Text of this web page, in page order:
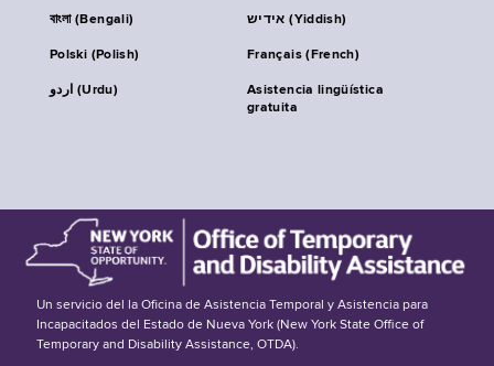
বাংলা (Bengali) אידיש (Yiddish)
Polski (Polish) Français (French)
اردو (Urdu)
Asistencia lingüística
gratuita
Un servicio del la Oficina de Asistencia Temporal y Asistencia para
Incapacitados del Estado de Nueva York (New York State Office of
Temporary and Disability Assistance, OTDA).